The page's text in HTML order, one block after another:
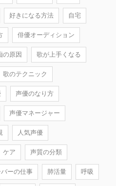
好きになる方法 自宅
俳優オーディション
の原因 歌が上手くなる
歌のテクニック
声優のなり方
声優マネージャー
人気声優
ケア 声質の分類
ーの仕事 肺活量 呼吸